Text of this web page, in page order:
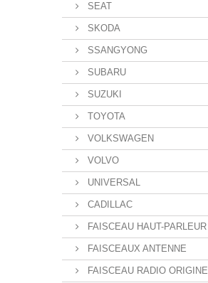
SEAT
SKODA
SSANGYONG
SUBARU
SUZUKI
TOYOTA
VOLKSWAGEN
VOLVO
UNIVERSAL
CADILLAC
FAISCEAU HAUT-PARLEUR
FAISCEAUX ANTENNE
FAISCEAU RADIO ORIGINE